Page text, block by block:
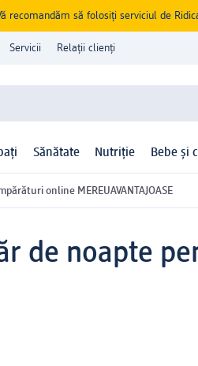
să folosiți serviciul de
Servicii Relații clienți
Sănătate Nutriție Bebe și
online MEREUAVANTAJOASE
de noapte